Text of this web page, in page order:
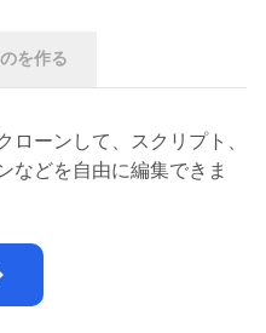
を作る
ローンして、スクリプト、
などを自由に編集できま